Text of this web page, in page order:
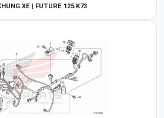
XE | FUTURE 125 K73